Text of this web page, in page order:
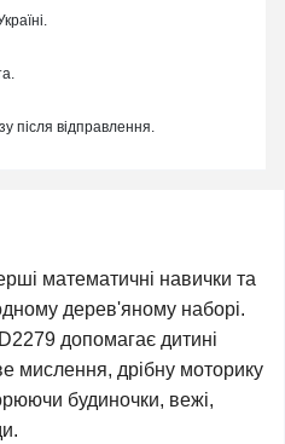
математичні навички та
дерев'яному наборі.
допомагає дитині
мислення, дрібну моторику
будиночки, вежі,
після відправлення.